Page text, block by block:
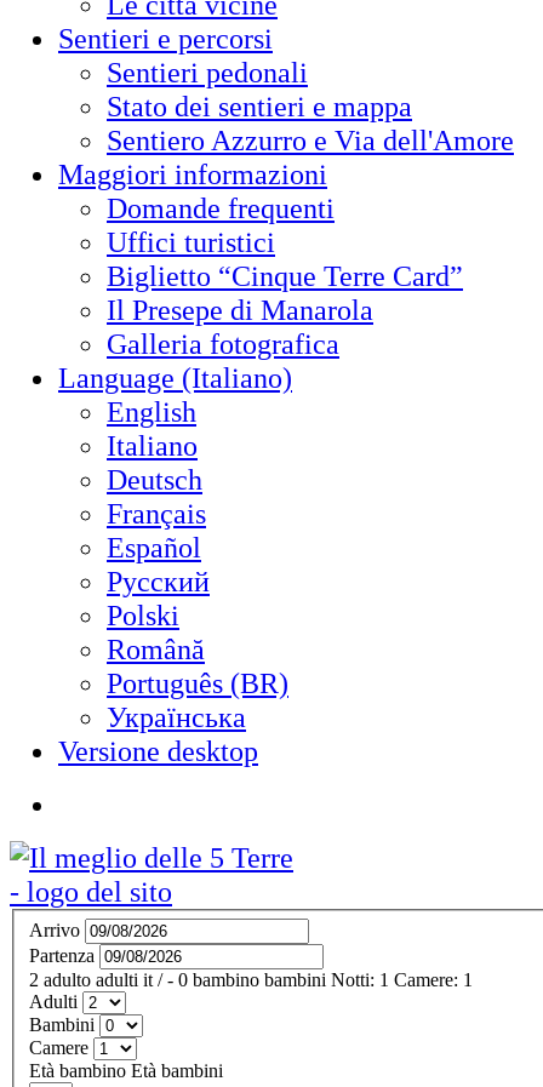
Sentieri e percorsi
Sentieri pedonali
Stato dei sentieri e mappa
Sentiero Azzurro e Via dell'Amore
Maggiori informazioni
Domande frequenti
Uffici turistici
Biglietto “Cinque Terre Card”
Il Presepe di Manarola
Galleria fotografica
Language (Italiano)
English
Italiano
Deutsch
Français
Español
Русский
Polski
Română
Português (BR)
Українська
Versione desktop
Arrivo
Partenza
2 adulto adulti it / - 0 bambino bambini Notti: 1 Camere: 1
Adulti
Bambini
Camere
Età bambino Età bambini